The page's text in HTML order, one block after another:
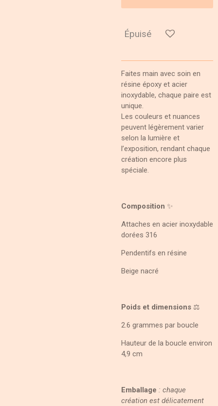
Épuisé
Faites main avec soin en
résine époxy et acier
inoxydable, chaque paire est
unique.
Les couleurs et nuances
peuvent légèrement varier
selon la lumière et
l’exposition, rendant chaque
création encore plus
spéciale.
Composition ✨
Attaches en acier inoxydable
dorées 316
Pendentifs en résine
Beige nacré
Poids et dimensions ⚖️
2.6 grammes par boucle
Hauteur de la boucle environ
4,9 cm
Emballage : chaque
création est délicatement